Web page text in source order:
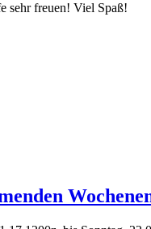
sehr freuen! Viel Spaß!